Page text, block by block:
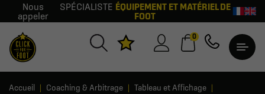
Nous
appeler
SPÉCIALISTE ÉQUIPEMENT ET MATÉRIEL DE
FOOT
0
Accueil Coaching & Arbitrage
Tableau et Affichage